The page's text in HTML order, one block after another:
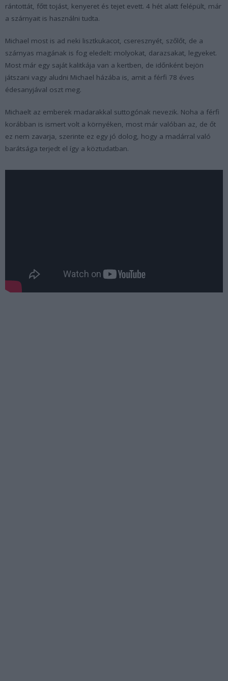
rántottát, főtt tojást, kenyeret és tejet evett. 4 hét alatt felépült, már
a szárnyait is használni tudta.
Michael most is ad neki lisztkukacot, cseresznyét, szőlőt, de a
szárnyas magának is fog eledelt: molyokat, darazsakat, legyeket.
Most már egy saját kalitkája van a kertben, de időnként bejön
játszani vagy aludni Michael házába is, amit a férfi 78 éves
édesanyjával oszt meg.
Michaelt az emberek madarakkal suttogónak nevezik. Noha a férfi
korábban is ismert volt a környéken, most már valóban az, de őt
ez nem zavarja, szerinte ez egy jó dolog, hogy a madárral való
barátsága terjedt el így a köztudatban.